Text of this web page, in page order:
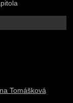
Tomášková